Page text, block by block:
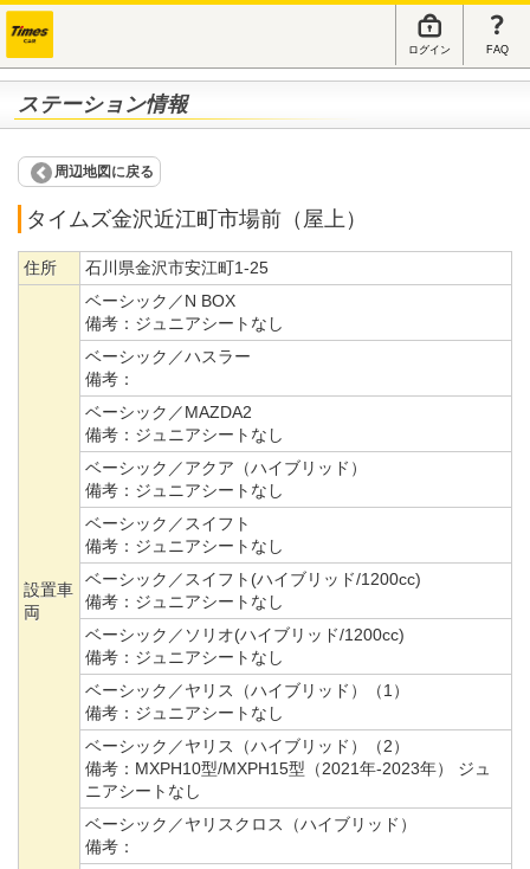
ログイン FAQ
ステーション情報
周辺地図に戻る
タイムズ金沢近江町市場前（屋上）
住所 石川県金沢市安江町1-25
設置車
両
ベーシック／N BOX
備考： ジュニアシートなし
ベーシック／ハスラー
備考：
ベーシック／MAZDA2
備考： ジュニアシートなし
ベーシック／アクア（ハイブリッド）
備考： ジュニアシートなし
ベーシック／スイフト
備考： ジュニアシートなし
ベーシック／スイフト(ハイブリッド/1200cc)
備考： ジュニアシートなし
ベーシック／ソリオ(ハイブリッド/1200cc)
備考： ジュニアシートなし
ベーシック／ヤリス（ハイブリッド）（1）
備考： ジュニアシートなし
ベーシック／ヤリス（ハイブリッド）（2）
備考： MXPH10型/MXPH15型（2021年-2023年） ジュ
ニアシートなし
ベーシック／ヤリスクロス（ハイブリッド）
備考：